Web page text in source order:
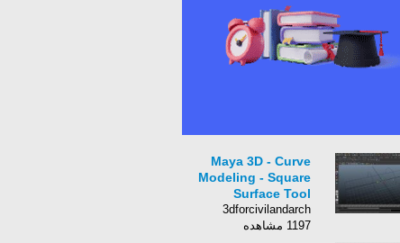
Maya 3D - Curve
Modeling - Square
Surface Tool
3dforcivilandarch
1197 مشاهده